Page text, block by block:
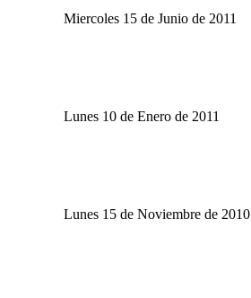
Miercoles 15 de Junio de 2011
Lunes 10 de Enero de 2011
Lunes 15 de Noviembre de 2010